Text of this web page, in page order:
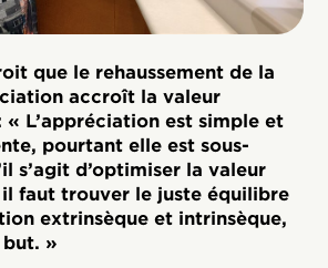
que le rehaussement de la
accroît la valeur
L’appréciation est simple et
pourtant elle est sous-
s’agit d’optimiser la valeur
faut trouver le juste équilibre
extrinsèque et intrinsèque,
but. »